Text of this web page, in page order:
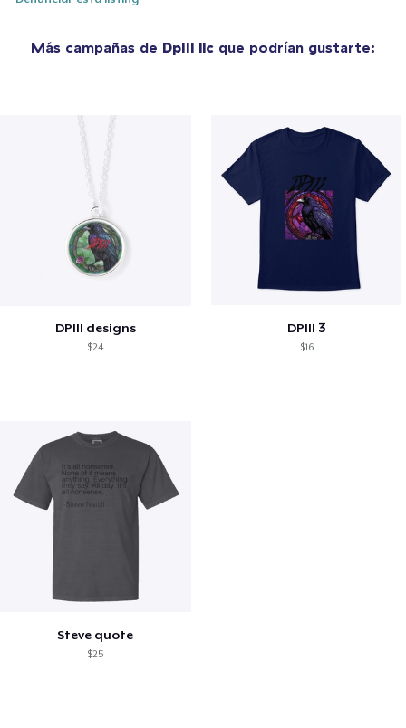
Más campañas de DpIII llc que podrían gustarte:
DPIII designs
$24
DPIII 3
$16
Steve quote
$25